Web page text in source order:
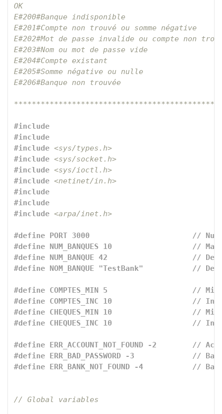
OK
E#200#Banque indisponible
E#201#Compte non trouvé ou somme négative
E#202#Mot de passe invalide ou compte non
E#203#Nom ou mot de passe vide
E#204#Compte existant
E#205#Somme négative ou nulle
E#206#Banque non trouvée
#include
#include
#include <sys/types.h>
#include <sys/socket.h>
#include <sys/ioctl.h>
#include <netinet/in.h>
#include
#include
#include <arpa/inet.h>
#define PORT 3000                       // Num
#define NUM_BANQUES 10                  // Max
#define NUM_BANQUE 42                   //
#define COMPTES_MIN 5                   // Min
#define COMPTES_INC 10                  //
#define CHEQUES_MIN 10                  // Min
#define ERR_ACCOUNT_NOT_FOUND -2        //
#define ERR_BAD_PASSWORD -3             // Bad
// Global variables